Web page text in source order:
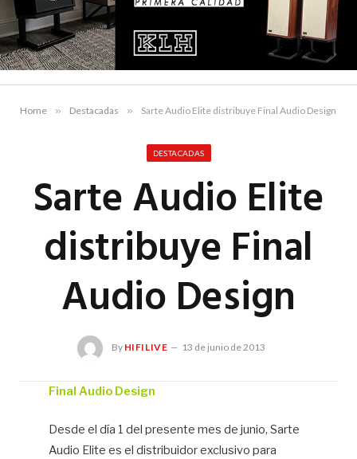
Home » Destacadas » Sarte Audio Elite distribuye Final Audio Design
DESTACADAS
Sarte Audio Elite
distribuye Final
Audio Design
By HIFILIVE 13 de junio de 2013
Final Audio Design
Desde el día 1 del presente mes de junio, Sarte
Audio Elite es el distribuidor exclusivo para